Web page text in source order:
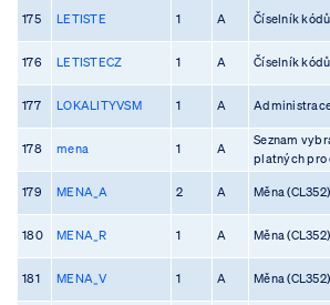
175 LETISTE 1 A Číselník
176 LETISTECZ 1 A Číselník
177 LOKALITYVSM 1 A
178 mena 1 A
Seznam
platných pro
179 MENA_A 2 A Měna (CL352)
180 MENA_R 1 A Měna (CL352)
181 MENA_V 1 A Měna (CL352)